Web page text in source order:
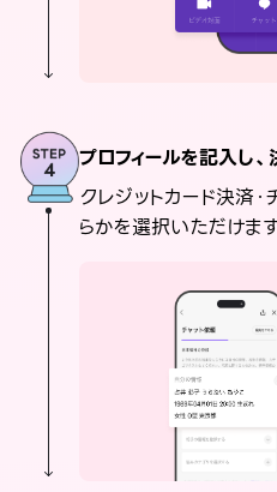
プロフィールを記入し
クレジットカード決済・
らかを選択いただけます